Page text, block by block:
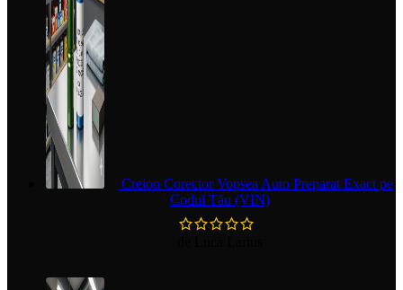
Creion Corector Vopsea Auto Preparat Exact pe
Codul Tău (VIN)